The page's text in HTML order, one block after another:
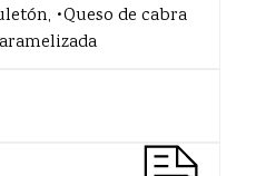
•Queso de cabra